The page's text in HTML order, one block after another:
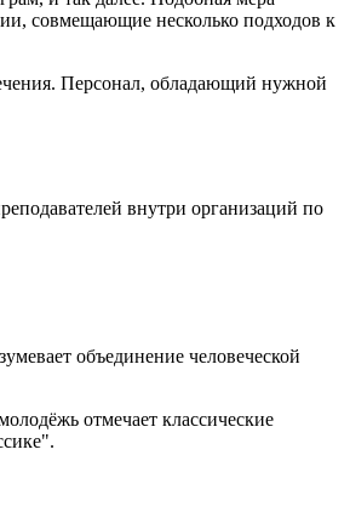
совмещающие несколько подходов к
Персонал, обладающий нужной
внутри организаций по
объединение человеческой
отмечает классические